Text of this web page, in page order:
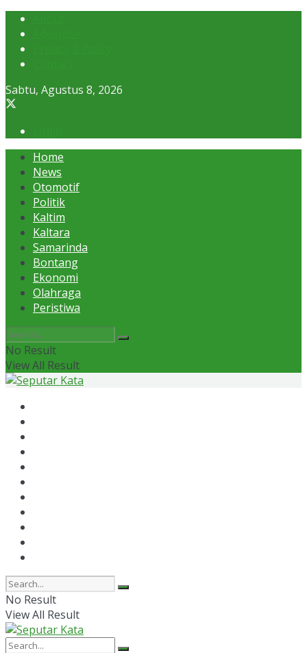
Sabtu, Agustus 8, 2026
Home
News
Otomotif
Politik
Kaltim
Kaltara
Samarinda
Bontang
Ekonomi
Olahraga
Peristiwa
No Result
View All Result
No Result
View All Result